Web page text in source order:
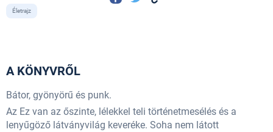
Életrajz
A KÖNYVRŐL
Bátor, gyönyörű és punk.
Az Ez van az őszinte, lélekkel teli történetmesélés és a
lenyűgöző látványvilág keveréke. Soha nem látott